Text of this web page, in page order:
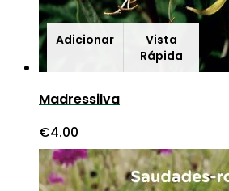
Adicionar
Vista
Rápida
Madressilva
€4.00